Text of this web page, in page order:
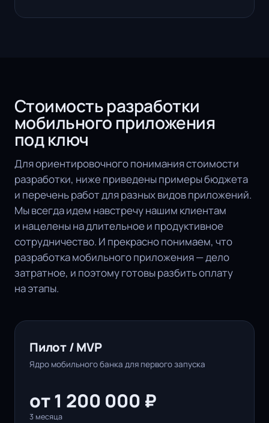
Стоимость разработки
мобильного приложения
под ключ
Для ориентировочного понимания стоимости
разработки, ниже приведены примеры бюджета
и перечень работ для разных видов приложений.
Мы всегда идем навстречу нашим клиентам
и нацелены на длительное и продуктивное
сотрудничество. И прекрасно понимаем, что
разработка мобильного приложения — дело
затратное, и поэтому готовы разбить оплату
на этапы.
Пилот / MVP
Ядро мобильного банка для первого запуска
от 1 200 000 ₽
3 месяца